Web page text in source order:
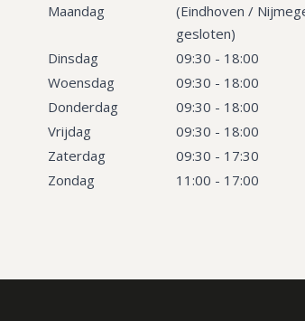
Maandag
(Eindhoven /
gesloten)
Dinsdag
09:30 - 18:00
Woensdag
09:30 - 18:00
Donderdag
09:30 - 18:00
Vrijdag
09:30 - 18:00
Zaterdag
09:30 - 17:30
Zondag
11:00 - 17:00